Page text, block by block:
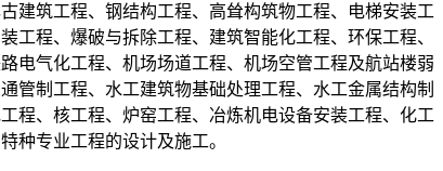
建筑工程、钢结构工程、高耸构筑物工程、电梯安装工
程、爆破与拆除工程、建筑智能化工程、环保工程、
电气化工程、机场场道工程、机场空管工程及航站楼弱
管制工程、水工建筑物基础处理工程、水工金属结构制
程、核工程、炉窑工程、冶炼机电设备安装工程、化工
种专业工程的设计及施工。